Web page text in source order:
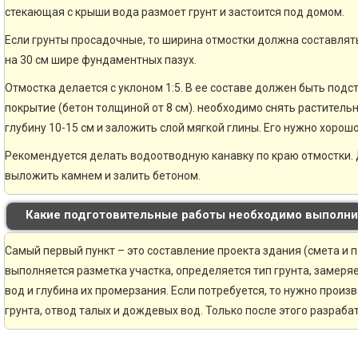
стекающая с крыши вода размоет грунт и застоится под домом.
Если грунты просадочные, то ширина отмостки должна
на 30 см шире фундаментных пазух.
Отмостка делается с уклоном 1:5. В ее составе должен быть
покрытие (бетон толщиной от 8 см). необходимо снять
глубину 10-15 см и заложить слой мягкой глины. Его нужно
Рекомендуется делать водоотводную канавку по краю
выложить камнем и залить бетоном.
Какие подготовительные работы необходимо
Самый первый пункт – это составление проекта здания (смета и
выполняется разметка участка, определяется тип грунта,
вод и глубина их промерзания. Если потребуется, то нужно
грунта, отвод талых и дождевых вод. Только после этого